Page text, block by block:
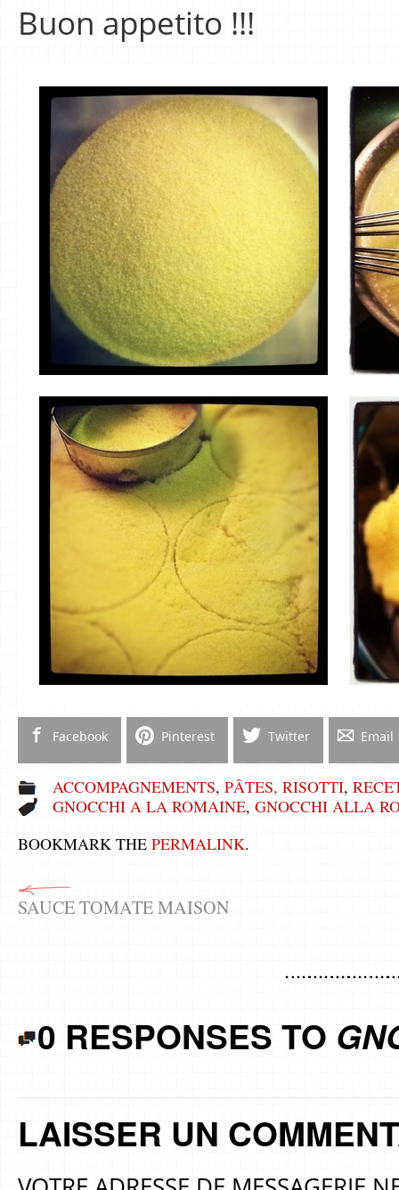
Buon appetito !!!
Facebook Pinterest Twitter Email
ACCOMPAGNEMENTS, PÂTES, RISOTTI,
GNOCCHI A LA ROMAINE, GNOCCHI ALLA
BOOKMARK THE PERMALINK.
SAUCE TOMATE MAISON
0 RESPONSES TO
LAISSER UN